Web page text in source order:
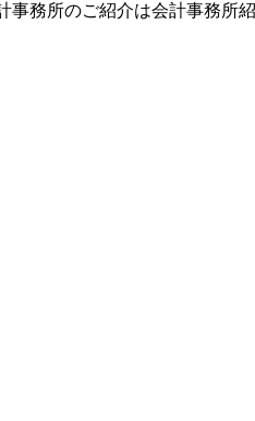
務所のご紹介は会計事務所